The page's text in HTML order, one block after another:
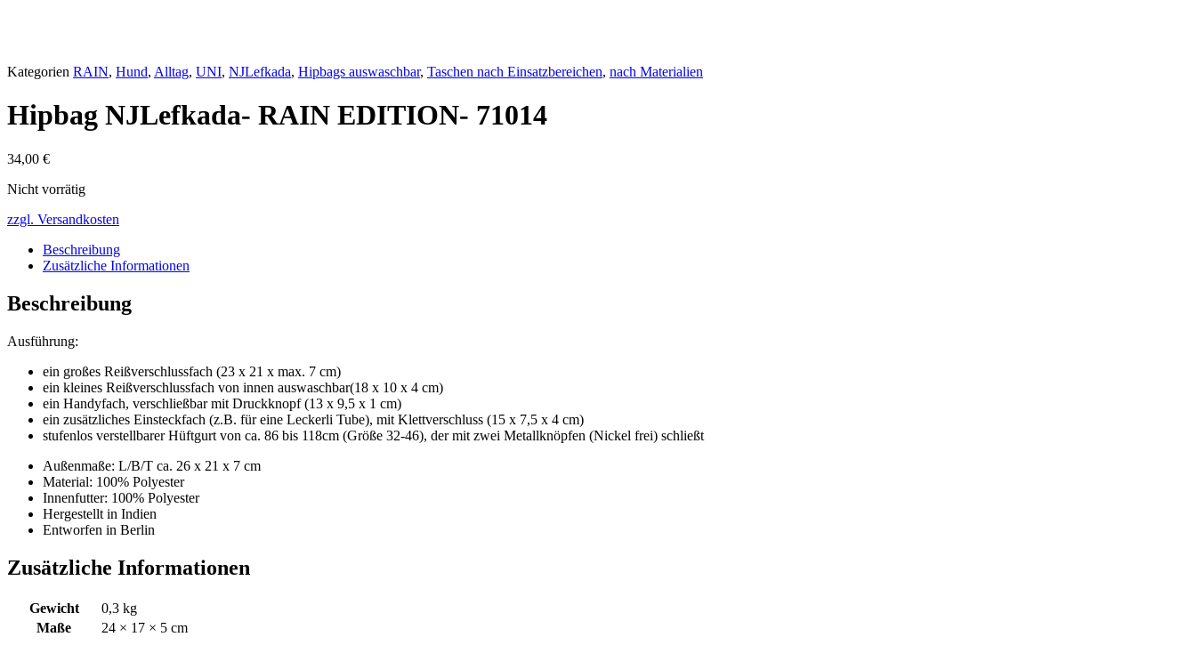
Kategorien RAIN, Hund, Alltag, UNI, NJLefkada, Hipbags auswaschbar, Taschen nach Einsatzbereichen, nach Materialien
Hipbag NJLefkada- RAIN EDITION- 71014
34,00 €
Nicht vorrätig
zzgl. Versandkosten
Beschreibung
Zusätzliche Informationen
Beschreibung
Ausführung:
ein großes Reißverschlussfach (23 x 21 x max. 7 cm)
ein kleines Reißverschlussfach von innen auswaschbar(18 x 10 x 4 cm)
ein Handyfach, verschließbar mit Druckknopf (13 x 9,5 x 1 cm)
ein zusätzliches Einsteckfach (z.B. für eine Leckerli Tube), mit Klettverschluss (15 x 7,5 x 4 cm)
stufenlos verstellbarer Hüftgurt von ca. 86 bis 118cm (Größe 32-46), der mit zwei Metallknöpfen (Nickel frei) schließt
Außenmaße: L/B/T ca. 26 x 21 x 7 cm
Material: 100% Polyester
Innenfutter: 100% Polyester
Hergestellt in Indien
Entworfen in Berlin
Zusätzliche Informationen
Gewicht
0,3 kg
Maße
24 × 17 × 5 cm